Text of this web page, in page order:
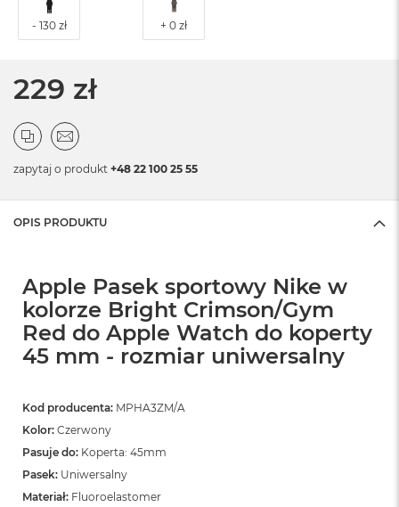
229 zł
zapytaj o produkt +48 22 100 25 55
OPIS PRODUKTU
Apple Pasek sportowy Nike w
kolorze Bright Crimson/Gym
Red do Apple Watch do koperty
45 mm - rozmiar uniwersalny
Kod producenta: MPHA3ZM/A
Kolor: Czerwony
Pasuje do: Koperta: 45mm
Pasek: Uniwersalny
Materiał: Fluoroelastomer